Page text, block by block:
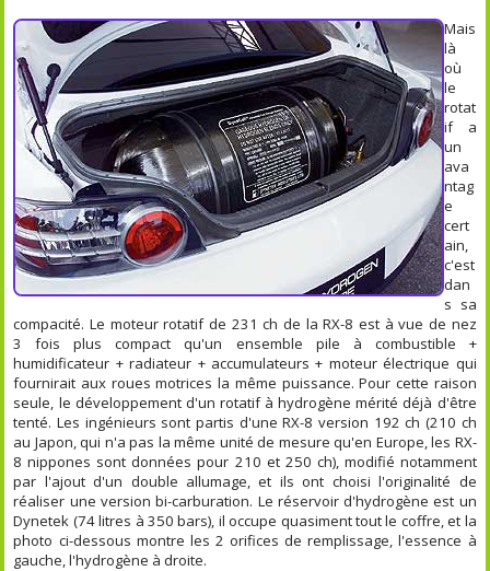
Mais
là
où
le
rotat
if a
un
ava
ntag
e
cert
ain,
c'est
dan
s sa
compacité. Le moteur rotatif de 231 ch de la RX-8 est à vue de nez
3 fois plus compact qu'un ensemble pile à combustible +
humidificateur + radiateur + accumulateurs + moteur électrique qui
fournirait aux roues motrices la même puissance. Pour cette raison
seule, le développement d'un rotatif à hydrogène mérité déjà d'être
tenté. Les ingénieurs sont partis d'une RX-8 version 192 ch (210 ch
au Japon, qui n'a pas la même unité de mesure qu'en Europe, les RX-
8 nippones sont données pour 210 et 250 ch), modifié notamment
par l'ajout d'un double allumage, et ils ont choisi l'originalité de
réaliser une version bi-carburation. Le réservoir d'hydrogène est un
Dynetek (74 litres à 350 bars), il occupe quasiment tout le coffre, et la
photo ci-dessous montre les 2 orifices de remplissage, l'essence à
gauche, l'hydrogène à droite.